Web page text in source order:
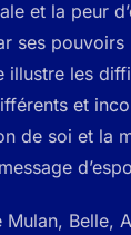
et la peur
ses pouvoirs
illustre les
et
de soi et la
Mulan, Belle,